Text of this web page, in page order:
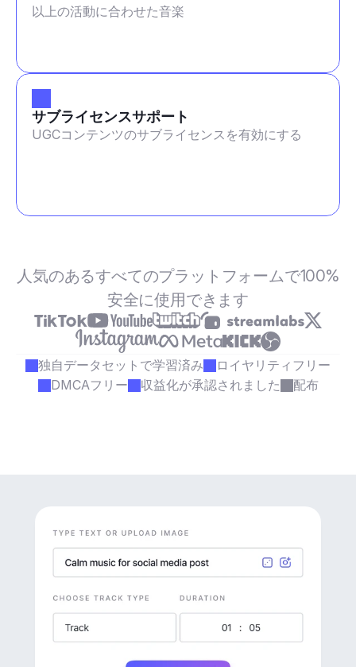
以上の活動に合わせた音楽
サブライセンスサポート
UGCコンテンツのサブライセンスを有効にする
人気のあるすべてのプラットフォームで100%
安全に使用できます
独自データセットで学習済み
ロイヤリティフリー
DMCAフリー
収益化が承認されました 配布